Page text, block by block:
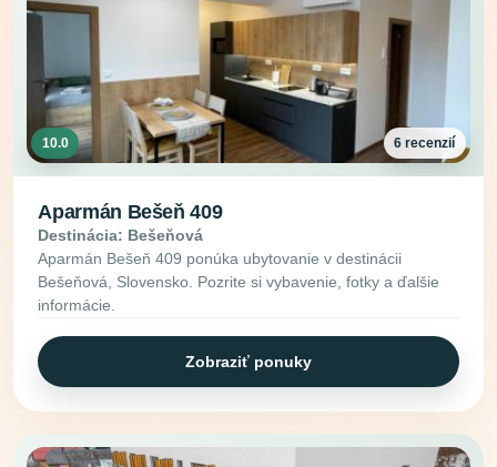
10.0 6 recenzií
Aparmán Bešeň 409
Destinácia: Bešeňová
Aparmán Bešeň 409 ponúka ubytovanie v destinácii
Bešeňová, Slovensko. Pozrite si vybavenie, fotky a ďalšie
informácie.
Zobraziť ponuky